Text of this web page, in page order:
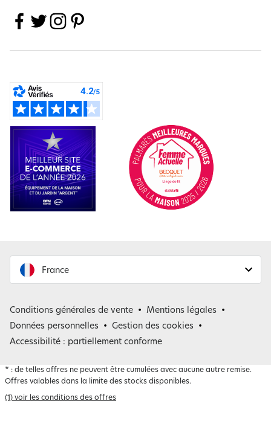
France
Belgique
Conditions générales de vente
Mentions légales
Données personnelles
Gestion des cookies
Accessibilité : partiellement conforme
* : de telles offres ne peuvent être cumulées avec aucune autre remise.
Offres valables dans la limite des stocks disponibles.
(1) voir les conditions des offres